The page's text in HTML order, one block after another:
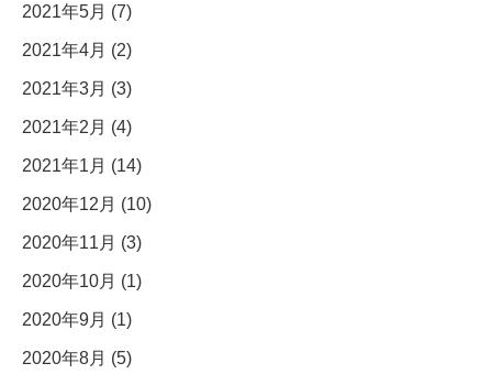
2021年5月 (7)
2021年4月 (2)
2021年3月 (3)
2021年2月 (4)
2021年1月 (14)
2020年12月 (10)
2020年11月 (3)
2020年10月 (1)
2020年9月 (1)
2020年8月 (5)